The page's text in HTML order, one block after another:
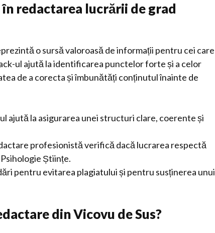
redactarea lucrării de grad
o sursă valoroasă de informații pentru cei care
ul ajută la identificarea punctelor forte și a celor
de a corecta și îmbunătăți conținutul înainte de
ajută la asigurarea unei structuri clare, coerente și
profesionistă verifică dacă lucrarea respectă
Științe.
pentru evitarea plagiatului și pentru susținerea unui
din Vicovu de Sus?